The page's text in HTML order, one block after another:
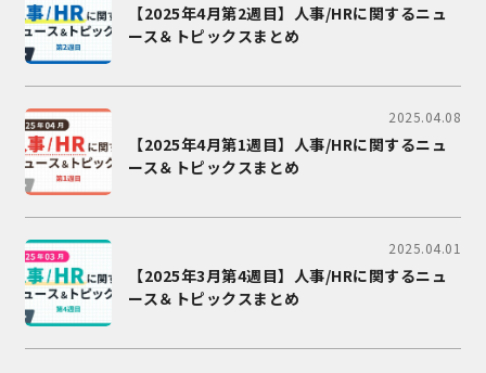
【2025年4月第2週目】人事/HRに関するニュ
ース＆トピックスまとめ
2025.04.08
【2025年4月第1週目】人事/HRに関するニュ
ース＆トピックスまとめ
2025.04.01
【2025年3月第4週目】人事/HRに関するニュ
ース＆トピックスまとめ